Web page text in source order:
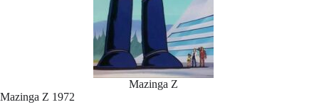
Mazinga Z
Mazinga Z 1972